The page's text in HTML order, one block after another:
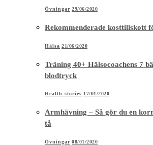
Övningar 29/06/2020
Rekommenderade kosttillskott
Hälsa 21/06/2020
Träning 40+ Hälsocoachens 7
blodtryck
Health stories 17/01/2020
Armhävning – Så gör du en
tå
Övningar 08/01/2020